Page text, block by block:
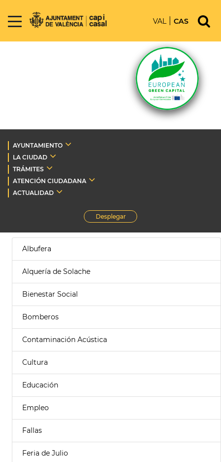
VAL CAS
AYUNTAMIENTO
LA CIUDAD
TRÁMITES
ATENCIÓN CIUDADANA
ACTUALIDAD
Desplegar
Albufera
Alquería de Solache
Bienestar Social
Bomberos
Contaminación Acústica
Cultura
Educación
Empleo
Fallas
Feria de Julio